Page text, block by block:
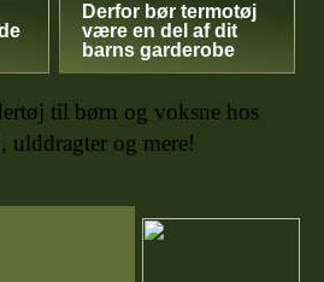
Derfor bør termotøj
være en del af dit
barns garderobe
til børn og voksne hos
og mere!